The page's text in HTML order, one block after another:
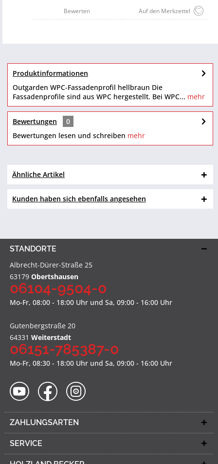
Auf den Merkzettel
Bewerten
Produktinformationen
Outgarden WPC-Fassadenprofil hellbraun Die
Fassadenprofile sind aus WPC hergestellt. Bei WPC... mehr
Bewertungen
0
Bewertungen lesen und schreiben mehr
Ähnliche Artikel
Kunden haben sich ebenfalls angesehen
STANDORTE
Albrecht-Dürer-Straße 25
63179 Obertshausen
06104-9504-0
Mo-Fr, 08:00 - 18:00 Uhr und Sa, 09:00 - 16:00 Uhr
Gutenbergstraße 20
64331 Weiterstadt
06151-785387-0
Mo-Fr, 08:30 - 18:00 Uhr und Sa, 09:00 - 16:00 Uhr
ZAHLUNGSARTEN
SERVICE